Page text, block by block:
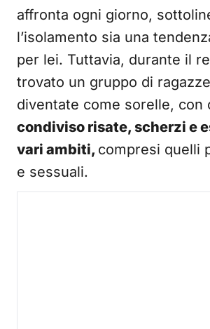
affronta ogni giorno,
l’isolamento sia una
per lei. Tuttavia, durante il
trovato un gruppo di
diventate come sorelle, con
condiviso risate, scherzi e
vari ambiti, compresi quelli
e sessuali.